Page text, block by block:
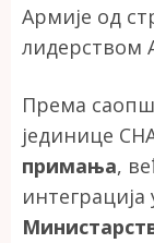
Армије од
лидерством
Према
јединице
примања,